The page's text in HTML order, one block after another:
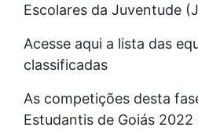
Escolares da Juventude
Acesse aqui a lista das
classificadas
As competições desta
Estudantis de Goiás